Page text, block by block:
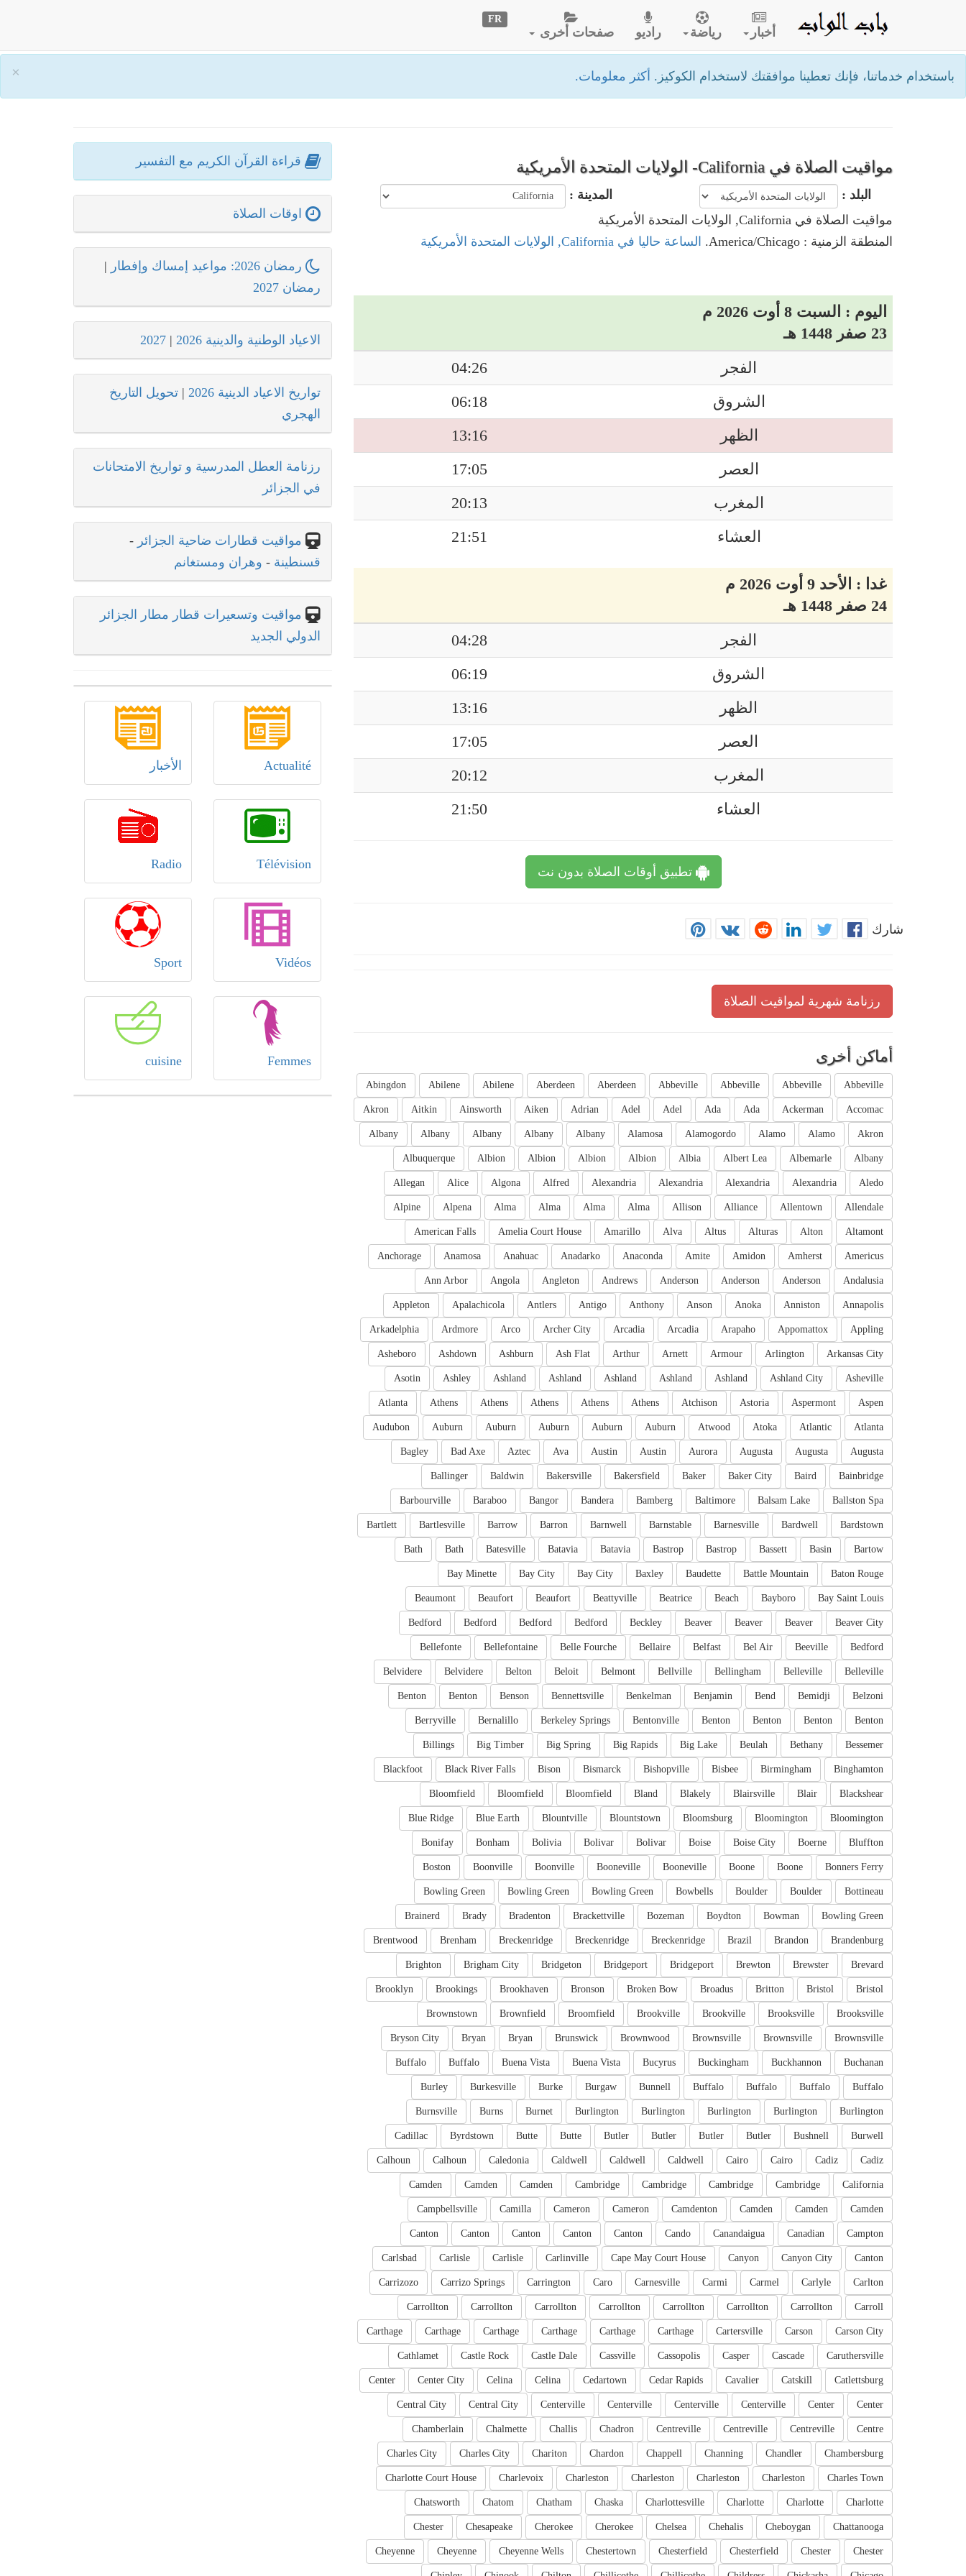
× باستخدام خدماتنا، فإنك تعطينا موافقتك لاستخدام الكوكيز. أكثر معلومات.
أخبار رياضة راديو صفحات أخرى
FR
مواقيت الصلاة في California- الولايات المتحدة الأمريكية
البلد :
المدينة :
مواقيت الصلاة في California, الولايات المتحدة الأمريكية
المنطقة الزمنية : America/Chicago.
الساعة حاليا في California, الولايات المتحدة الأمريكية
اليوم : السبت 8 أوت 2026 م
23 صفر 1448 هـ
الفجر
04:26
الشروق
06:18
الظهر
13:16
العصر
17:05
المغرب
20:13
العشاء
21:51
غدا : الأحد 9 أوت 2026 م
24 صفر 1448 هـ
الفجر
04:28
الشروق
06:19
الظهر
13:16
العصر
17:05
المغرب
20:12
العشاء
21:50
تطبيق أوقات الصلاة بدون نت
شارك
رزنامة شهرية لمواقيت الصلاة
أماكن أخرى
Abbeville
Abbeville
Abbeville
Abbeville
Aberdeen
Aberdeen
Abilene
Abilene
Abingdon
Accomac
Ackerman
Ada
Ada
Adel
Adel
Adrian
Aiken
Ainsworth
Aitkin
Akron
Akron
Alamo
Alamo
Alamogordo
Alamosa
Albany
Albany
Albany
Albany
Albany
Albany
Albemarle
Albert Lea
Albia
Albion
Albion
Albion
Albion
Albuquerque
Aledo
Alexandria
Alexandria
Alexandria
Alexandria
Alfred
Algona
Alice
Allegan
Allendale
Allentown
Alliance
Allison
Alma
Alma
Alma
Alma
Alpena
Alpine
Altamont
Alton
Alturas
Altus
Alva
Amarillo
Amelia Court House
American Falls
Americus
Amherst
Amidon
Amite
Anaconda
Anadarko
Anahuac
Anamosa
Anchorage
Andalusia
Anderson
Anderson
Anderson
Andrews
Angleton
Angola
Ann Arbor
Annapolis
Anniston
Anoka
Anson
Anthony
Antigo
Antlers
Apalachicola
Appleton
Appling
Appomattox
Arapaho
Arcadia
Arcadia
Archer City
Arco
Ardmore
Arkadelphia
Arkansas City
Arlington
Armour
Arnett
Arthur
Ash Flat
Ashburn
Ashdown
Asheboro
Asheville
Ashland City
Ashland
Ashland
Ashland
Ashland
Ashland
Ashley
Asotin
Aspen
Aspermont
Astoria
Atchison
Athens
Athens
Athens
Athens
Athens
Atlanta
Atlanta
Atlantic
Atoka
Atwood
Auburn
Auburn
Auburn
Auburn
Auburn
Audubon
Augusta
Augusta
Augusta
Aurora
Austin
Austin
Ava
Aztec
Bad Axe
Bagley
Bainbridge
Baird
Baker City
Baker
Bakersfield
Bakersville
Baldwin
Ballinger
Ballston Spa
Balsam Lake
Baltimore
Bamberg
Bandera
Bangor
Baraboo
Barbourville
Bardstown
Bardwell
Barnesville
Barnstable
Barnwell
Barron
Barrow
Bartlesville
Bartlett
Bartow
Basin
Bassett
Bastrop
Bastrop
Batavia
Batavia
Batesville
Bath
Bath
Baton Rouge
Battle Mountain
Baudette
Baxley
Bay City
Bay City
Bay Minette
Bay Saint Louis
Bayboro
Beach
Beatrice
Beattyville
Beaufort
Beaufort
Beaumont
Beaver City
Beaver
Beaver
Beaver
Beckley
Bedford
Bedford
Bedford
Bedford
Bedford
Beeville
Bel Air
Belfast
Bellaire
Belle Fourche
Bellefontaine
Bellefonte
Belleville
Belleville
Bellingham
Bellville
Belmont
Beloit
Belton
Belvidere
Belvidere
Belzoni
Bemidji
Bend
Benjamin
Benkelman
Bennettsville
Benson
Benton
Benton
Benton
Benton
Benton
Benton
Bentonville
Berkeley Springs
Bernalillo
Berryville
Bessemer
Bethany
Beulah
Big Lake
Big Rapids
Big Spring
Big Timber
Billings
Binghamton
Birmingham
Bisbee
Bishopville
Bismarck
Bison
Black River Falls
Blackfoot
Blackshear
Blair
Blairsville
Blakely
Bland
Bloomfield
Bloomfield
Bloomfield
Bloomington
Bloomington
Bloomsburg
Blountstown
Blountville
Blue Earth
Blue Ridge
Bluffton
Boerne
Boise City
Boise
Bolivar
Bolivar
Bolivia
Bonham
Bonifay
Bonners Ferry
Boone
Boone
Booneville
Booneville
Boonville
Boonville
Boston
Bottineau
Boulder
Boulder
Bowbells
Bowling Green
Bowling Green
Bowling Green
Bowling Green
Bowman
Boydton
Bozeman
Brackettville
Bradenton
Brady
Brainerd
Brandenburg
Brandon
Brazil
Breckenridge
Breckenridge
Breckenridge
Brenham
Brentwood
Brevard
Brewster
Brewton
Bridgeport
Bridgeport
Bridgeton
Brigham City
Brighton
Bristol
Bristol
Britton
Broadus
Broken Bow
Bronson
Brookhaven
Brookings
Brooklyn
Brooksville
Brooksville
Brookville
Brookville
Broomfield
Brownfield
Brownstown
Brownsville
Brownsville
Brownsville
Brownwood
Brunswick
Bryan
Bryan
Bryson City
Buchanan
Buckhannon
Buckingham
Bucyrus
Buena Vista
Buena Vista
Buffalo
Buffalo
Buffalo
Buffalo
Buffalo
Buffalo
Bunnell
Burgaw
Burke
Burkesville
Burley
Burlington
Burlington
Burlington
Burlington
Burlington
Burnet
Burns
Burnsville
Burwell
Bushnell
Butler
Butler
Butler
Butler
Butte
Butte
Byrdstown
Cadillac
Cadiz
Cadiz
Cairo
Cairo
Caldwell
Caldwell
Caldwell
Caledonia
Calhoun
Calhoun
California
Cambridge
Cambridge
Cambridge
Cambridge
Camden
Camden
Camden
Camden
Camden
Camden
Camdenton
Cameron
Cameron
Camilla
Campbellsville
Campton
Canadian
Canandaigua
Cando
Canton
Canton
Canton
Canton
Canton
Canton
Canyon City
Canyon
Cape May Court House
Carlinville
Carlisle
Carlisle
Carlsbad
Carlton
Carlyle
Carmel
Carmi
Carnesville
Caro
Carrington
Carrizo Springs
Carrizozo
Carroll
Carrollton
Carrollton
Carrollton
Carrollton
Carrollton
Carrollton
Carrollton
Carson City
Carson
Cartersville
Carthage
Carthage
Carthage
Carthage
Carthage
Carthage
Caruthersville
Cascade
Casper
Cassopolis
Cassville
Castle Dale
Castle Rock
Cathlamet
Catlettsburg
Catskill
Cavalier
Cedar Rapids
Cedartown
Celina
Celina
Center City
Center
Center
Center
Centerville
Centerville
Centerville
Centerville
Central City
Central City
Centre
Centreville
Centreville
Centreville
Chadron
Challis
Chalmette
Chamberlain
Chambersburg
Chandler
Channing
Chappell
Chardon
Chariton
Charles City
Charles City
Charles Town
Charleston
Charleston
Charleston
Charleston
Charlevoix
Charlotte Court House
Charlotte
Charlotte
Charlotte
Charlottesville
Chaska
Chatham
Chatom
Chatsworth
Chattanooga
Cheboygan
Chehalis
Chelsea
Cherokee
Cherokee
Chesapeake
Chester
Chester
Chester
Chesterfield
Chesterfield
Chestertown
Cheyenne Wells
Cheyenne
Cheyenne
قراءة القرآن الكريم مع التفسير
اوقات الصلاة
رمضان 2026: مواعيد إمساك وإفطار
|
رمضان 2027
الاعياد الوطنية والدينية 2026 |
2027
تواريخ الاعياد الدينية 2026 | تحويل التاريخ
الهجري
رزنامة العطل المدرسية و تواريخ الامتحانات
في الجزائر
مواقيت قطارات ضاحية الجزائر -
قسنطينة - وهران ومستغانم
مواقيت وتسعيرات قطار مطار الجزائر
الدولي الجديد
Actualité الأخبار
Télévision
Radio
Vidéos
Sport
Femmes
cuisine